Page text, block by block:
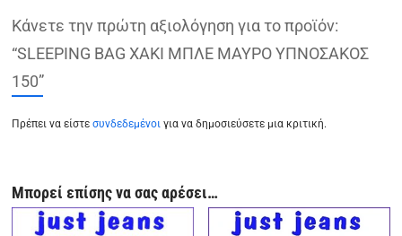
Κάνετε την πρώτη αξιολόγηση για το προϊόν:
“SLEEPING BAG ΧΑΚΙ ΜΠΛΕ ΜΑΥΡΟ ΥΠΝΟΣΑΚΟΣ
150”
Πρέπει να είστεσυνδεδεμένοιγια να δημοσιεύσετε μια κριτική.
Μπορεί επίσης να σας αρέσει…